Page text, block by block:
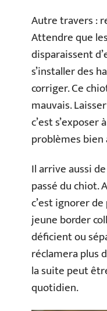
Autre travers :
Attendre que
disparaissent
s’installer des
corriger. Ce
mauvais.
c’est
problèmes bien
Il arrive aussi
passé du chiot.
c’est ignorer
jeune border
déficient ou
réclamera plus
la suite peut
quotidien.